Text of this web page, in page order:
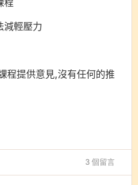
減輕壓力
程提供意見,沒有任何的推
3 個留言